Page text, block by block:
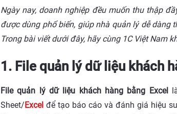
Ngày nay, doanh nghiệp đều muốn thu thập
được dùng phổ biến, giúp nhà quản lý dễ
Trong bài viết dưới đây, hãy cùng 1C Việt Nam
1. File quản lý dữ liệu khách
File quản lý dữ liệu khách hàng bằng Excel
Sheet/Excel để tạo báo cáo và đánh giá hiệu